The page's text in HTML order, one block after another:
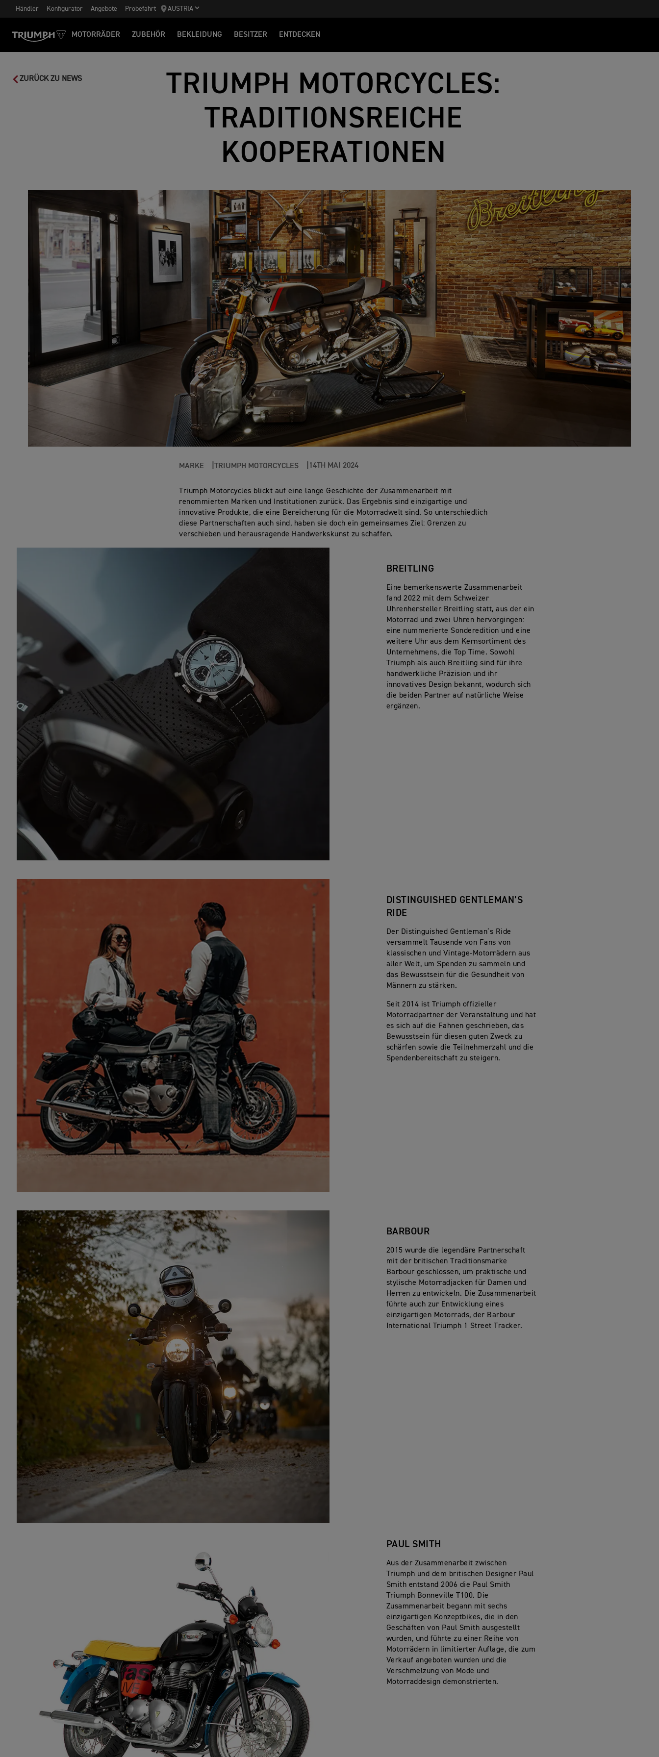
Händler Konfigurator Angebote Probefahrt AUSTRIA
MOTORRÄDER ZUBEHÖR BEKLEIDUNG BESITZER ENTDECKEN
ZURÜCK ZU NEWS
TRIUMPH MOTORCYCLES:
TRADITIONSREICHE
KOOPERATIONEN
MARKE TRIUMPH MOTORCYCLES 14TH MAI 2024
Triumph Motorcycles blickt auf eine lange Geschichte der Zusammenarbeit mit
renommierten Marken und Institutionen zurück. Das Ergebnis sind einzigartige und
innovative Produkte, die eine Bereicherung für die Motorradwelt sind. So unterschiedlich
diese Partnerschaften auch sind, haben sie doch ein gemeinsames Ziel: Grenzen zu
verschieben und herausragende Handwerkskunst zu schaffen.
BREITLING
Eine bemerkenswerte Zusammenarbeit
fand 2022 mit dem Schweizer
Uhrenhersteller Breitling statt, aus der ein
Motorrad und zwei Uhren hervorgingen:
eine nummerierte Sonderedition und eine
weitere Uhr aus dem Kernsortiment des
Unternehmens, die Top Time. Sowohl
Triumph als auch Breitling sind für ihre
handwerkliche Präzision und ihr
innovatives Design bekannt, wodurch sich
die beiden Partner auf natürliche Weise
ergänzen.
DISTINGUISHED GENTLEMAN’S
RIDE
Der Distinguished Gentleman’s Ride
versammelt Tausende von Fans von
klassischen und Vintage-Motorrädern aus
aller Welt, um Spenden zu sammeln und
das Bewusstsein für die Gesundheit von
Männern zu stärken.
Seit 2014 ist Triumph offizieller
Motorradpartner der Veranstaltung und hat
es sich auf die Fahnen geschrieben, das
Bewusstsein für diesen guten Zweck zu
schärfen sowie die Teilnehmerzahl und die
Spendenbereitschaft zu steigern.
BARBOUR
2015 wurde die legendäre Partnerschaft
mit der britischen Traditionsmarke
Barbour geschlossen, um praktische und
stylische Motorradjacken für Damen und
Herren zu entwickeln. Die Zusammenarbeit
führte auch zur Entwicklung eines
einzigartigen Motorrads, der Barbour
International Triumph 1 Street Tracker.
PAUL SMITH
Aus der Zusammenarbeit zwischen
Triumph und dem britischen Designer Paul
Smith entstand 2006 die Paul Smith
Triumph Bonneville T100. Die
Zusammenarbeit begann mit sechs
einzigartigen Konzeptbikes, die in den
Geschäften von Paul Smith ausgestellt
wurden, und führte zu einer Reihe von
Motorrädern in limitierter Auflage, die zum
Verkauf angeboten wurden und die
Verschmelzung von Mode und
Motorraddesign demonstrierten.